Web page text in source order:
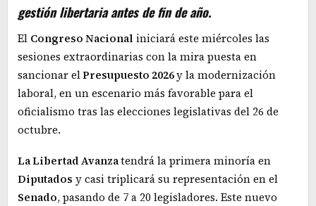
gestión libertaria antes de fin de año.
El Congreso Nacional iniciará este miércoles las
sesiones extraordinarias con la mira puesta en
sancionar elPresupuesto 2026y la modernización
laboral, en un escenario más favorable para el
oficialismo tras las elecciones legislativas del 26 de
octubre.
La Libertad Avanzatendrá la primera minoría en
Diputados y casi triplicará su representación en el
Senado, pasando de 7 a 20 legisladores. Este nuevo